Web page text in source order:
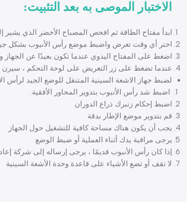
الاختبار الموصى به بعد التثبيت:
ابدأ مفتاح الطاقة ثم افحص المصباح الأخضر الذي
اختر أي وقت تعرض واضبط موضع رأس الأنبوب بشكل
اضغط على المفتاح اليدوي عندما تكون بعيدًا عن
عندما تضغط على زر التعريض على لوحة التحكم ، سيرن المؤقت 4 مرات للإشارة إلى أن
لضبط جهاز الاشعة السينية المتنقل للوضع الجيد لرأس
اضبط شد رأس الأنبوب بتدوير المحاور الأفقية.
اضبط إحكام زنبرك ذراع الدوران
قم بتدوير موضع الإطار بدقة
يجب أن يكون هناك مساحة كافية للتشغيل حول الجهاز
يرجى مراقبة يدك أثناء العملية أو ضبط الوضع
إذا كان رأس الأنبوب قديمًا ، يرجى إرساله إلى شركة
لا تقف أو تضع الأشياء على قاعدة وحدة الأشعة السينية